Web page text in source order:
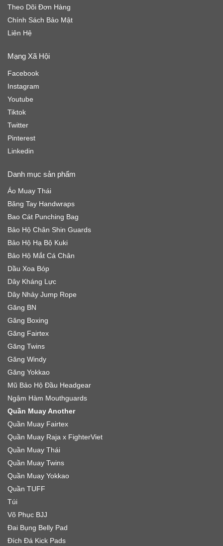
Theo Dõi Đơn Hàng
Chính Sách Bảo Mật
Liên Hệ
Mạng Xã Hội
Facebook
Instagram
Youtube
Tiktok
Twitter
Pinterest
Linkedin
Danh mục sản phẩm
Áo Muay Thái
Băng Tay Handwraps
Bao Cát Punching Bag
Bảo Hộ Chân Shin Guards
Bảo Hộ Hạ Bộ Kuki
Bảo Hộ Mắt Cá Chân
Dầu Xoa Bóp
Dây Kháng Lực
Dây Nhảy Jump Rope
Găng BN
Găng Boxing
Găng Fairtex
Găng Twins
Găng Windy
Găng Yokkao
Mũ Bảo Hộ Đầu Headgear
Ngậm Hàm Mouthguards
Quần Muay Another
Quần Muay Fairtex
Quần Muay Raja x FighterViet
Quần Muay Thái
Quần Muay Twins
Quần Muay Yokkao
Quần TUFF
Túi
Võ Phục BJJ
Đai Bụng Belly Pad
Đích Đá Kick Pads